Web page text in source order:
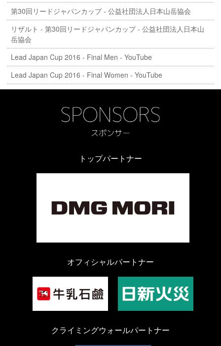
第30回リードジャパンカップ - 公益社団法人日本山岳協会
リザルト - 第30回リードジャパンカップ - 公益社団法人日本山
岳協会
Lead Japan Cup 2016 - Final Men - YouTube
Lead Japan Cup 2016 - Final Women - YouTube
トップパートナー
オフィシャルパートナー
クライミングウォールパートナー